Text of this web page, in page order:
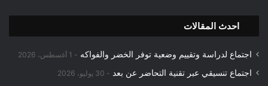
احدث المقالات
اجتماع لدراسة وتقييم وضعية توفر الخضر والفواكه 1 أغسطس، 2026
اجتماع تنسيقي عبر تقنية التحاضر عن بعد 30 يوليو، 2026